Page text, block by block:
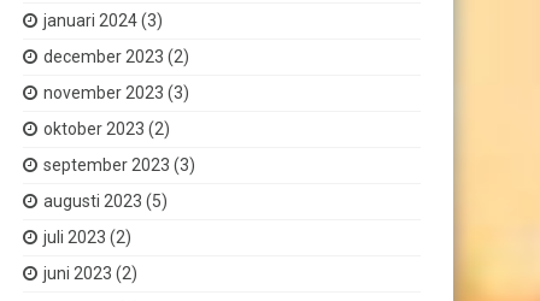
januari 2024(3)
december 2023 (2)
november 2023 (3)
oktober 2023 (2)
september 2023 (3)
augusti 2023 (5)
juli 2023 (2)
juni 2023 (2)